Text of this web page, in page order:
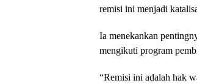
remisi ini menjadi
Ia menekankan
mengikuti program
“Remisi ini adalah hak